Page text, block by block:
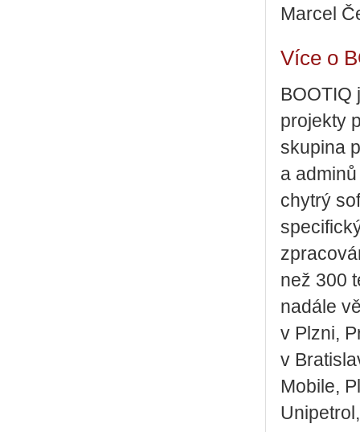
Marcel
Více o
BOOTIQ
projekty
skupina
a
chytrý
než 300
nadále
v Plzni,
v
Mobile,